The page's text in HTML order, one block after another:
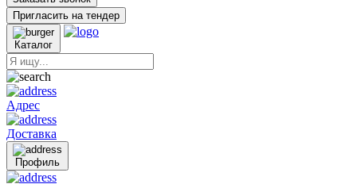
Пригласить на тендер
Каталог
Адрес
Доставка
Профиль